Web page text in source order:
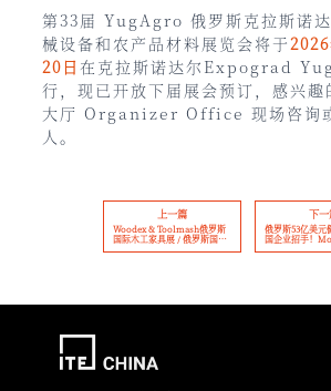
第33届 YugAgro 俄罗斯克拉斯诺
械设备和农产品材料展览会将于
20日 在克拉斯诺达尔Expograd
行，现已开放下届展会预订，感兴趣
大厅 Organizer Office 现场咨询
人。
上一篇
Woodex & Toolmash俄罗斯
国际木工家具展 / 俄罗斯国际
五金工具展 2025展前通知
下一
俄罗斯53亿美元
国企业招手！
体育用品展会解